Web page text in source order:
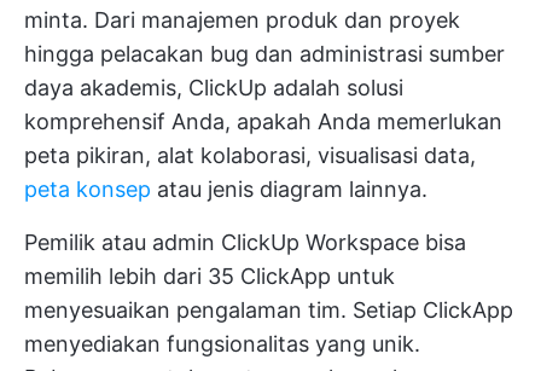
minta. Dari manajemen produk dan proyek
hingga pelacakan bug dan administrasi sumber
daya akademis, ClickUp adalah solusi
komprehensif Anda, apakah Anda memerlukan
peta pikiran, alat kolaborasi, visualisasi data,
peta konsep atau jenis diagram lainnya.
Pemilik atau admin ClickUp Workspace bisa
memilih lebih dari 35 ClickApp untuk
menyesuaikan pengalaman tim. Setiap ClickApp
menyediakan fungsionalitas yang unik.